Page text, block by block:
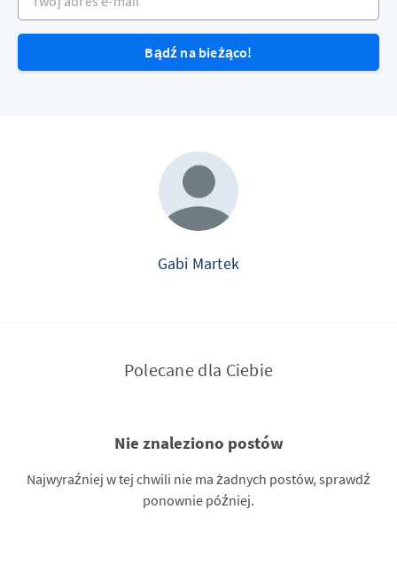
Bądź na bieżąco!
Gabi Martek
Polecane dla Ciebie
Nie znaleziono postów
Najwyraźniej w tej chwili nie ma żadnych postów, sprawdź
ponownie później.